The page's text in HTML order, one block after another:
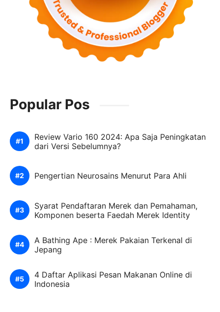
Popular Pos
Review Vario 160 2024: Apa Saja Peningkatan
dari Versi Sebelumnya?
Pengertian Neurosains Menurut Para Ahli
Syarat Pendaftaran Merek dan Pemahaman,
Komponen beserta Faedah Merek Identity
A Bathing Ape : Merek Pakaian Terkenal di
Jepang
4 Daftar Aplikasi Pesan Makanan Online di
Indonesia